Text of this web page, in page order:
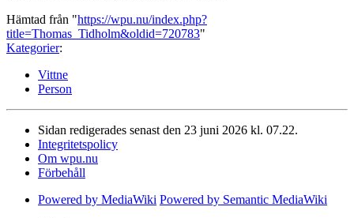
Hämtad från "https://wpu.nu/index.php?
title=Thomas_Tidholm&oldid=720783"
Kategorier:
Vittne
Person
Sidan redigerades senast den 23 juni 2026 kl. 07.22.
Integritetspolicy
Om wpu.nu
Förbehåll
Powered by MediaWiki Powered by Semantic MediaWiki